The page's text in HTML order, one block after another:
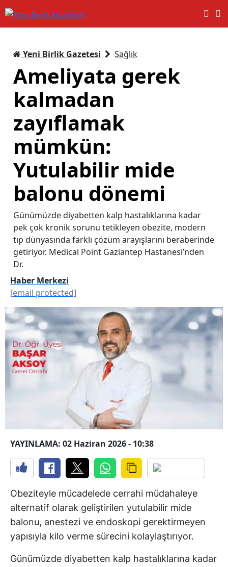
Yeni Birlik Gazetesi Sağlık
Ameliyata gerek
kalmadan
zayıflamak
mümkün:
Yutulabilir mide
balonu dönemi
Günümüzde diyabetten kalp hastalıklarına kadar
pek çok kronik sorunu tetikleyen obezite, modern
tıp dünyasında farklı çözüm arayışlarını beraberinde
getiriyor. Medical Point Gaziantep Hastanesi’nden
Dr.
Haber Merkezi
[email protected]
YAYINLAMA: 02 Haziran 2026 - 10:38
Obeziteyle mücadelede cerrahi müdahaleye
alternatif olarak geliştirilen yutulabilir mide
balonu, anestezi ve endoskopi gerektirmeyen
yapısıyla kilo verme sürecini kolaylaştırıyor.
Günümüzde diyabetten kalp hastalıklarına kadar